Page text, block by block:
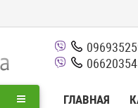
ГЛАВНАЯ